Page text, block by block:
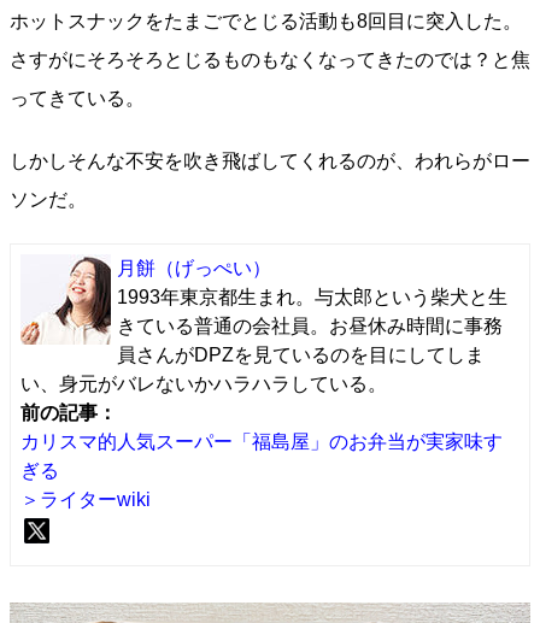
ホットスナックをたまごでとじる活動も8回目に突入した。
さすがにそろそろとじるものもなくなってきたのでは？と焦
ってきている。
しかしそんな不安を吹き飛ばしてくれるのが、われらがロー
ソンだ。
月餅 （げっぺい）
1993年東京都生まれ。与太郎という柴犬と生
きている普通の会社員。お昼休み時間に事務
員さんがDPZを見ているのを目にしてしま
い、身元がバレないかハラハラしている。
前の記事：
カリスマ的人気スーパー「福島屋」のお弁当が実家味す
ぎる
＞ライターwiki